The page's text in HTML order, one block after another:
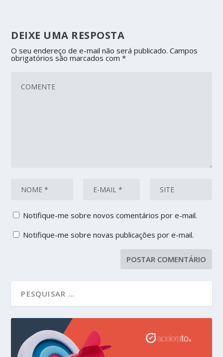
DEIXE UMA RESPOSTA
O seu endereço de e-mail não será publicado. Campos
obrigatórios são marcados com*
Notifique-me sobre novos comentários por e-mail.
Notifique-me sobre novas publicações por e-mail.